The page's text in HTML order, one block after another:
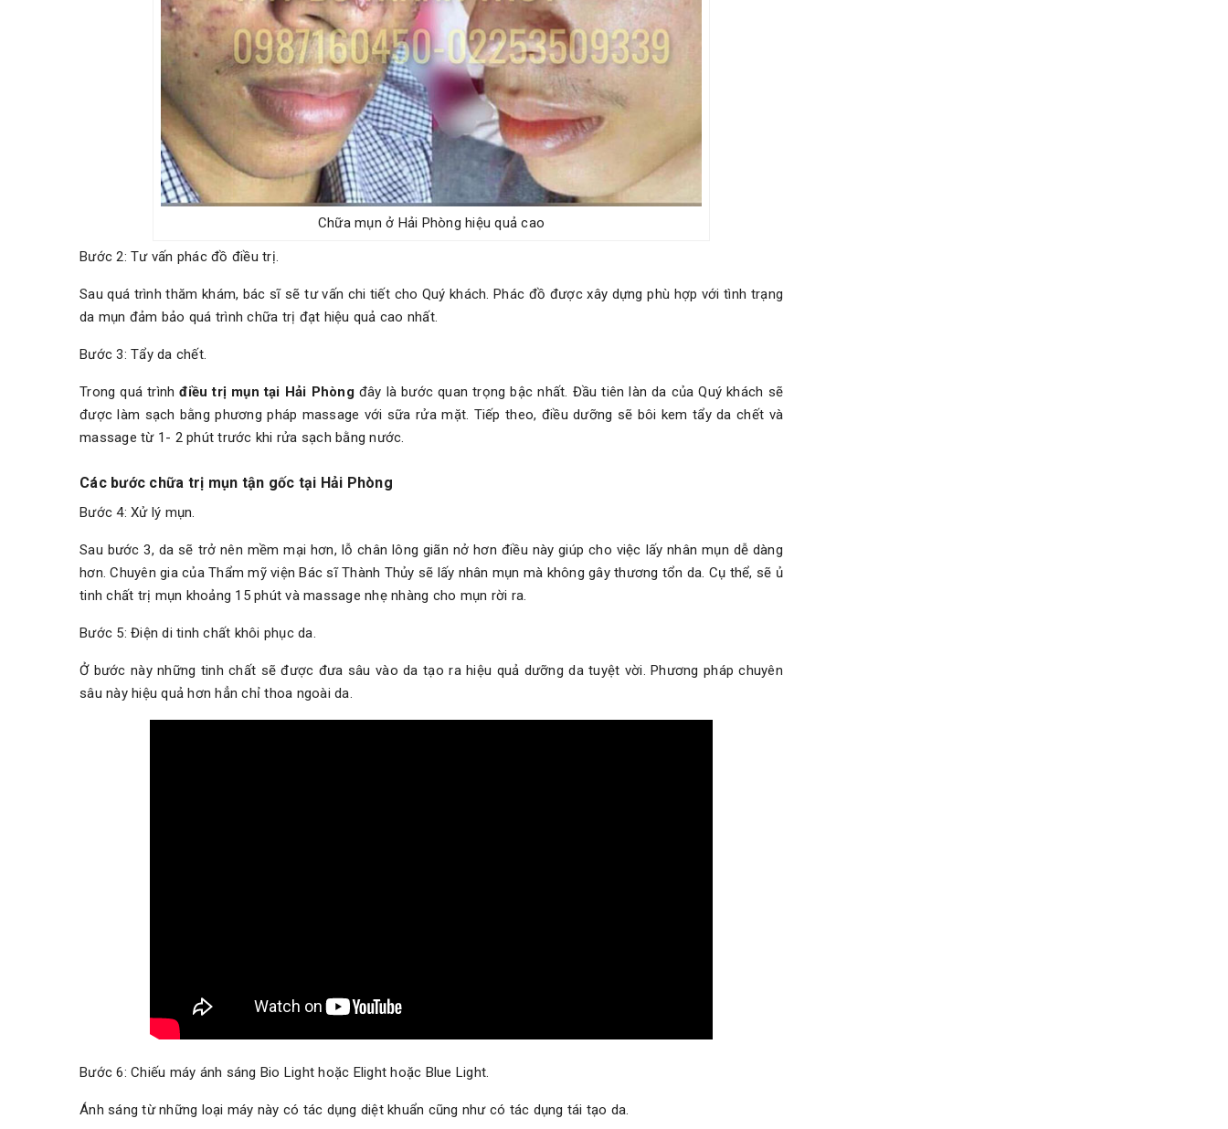
Chữa mụn ở Hải Phòng hiệu quả cao
Bước 2: Tư vấn phác đồ điều trị.
Sau quá trình thăm khám, bác sĩ sẽ tư vấn chi tiết cho Quý khách. Phác đồ được xây dựng phù hợp với tình trạng
da mụn đảm bảo quá trình chữa trị đạt hiệu quả cao nhất.
Bước 3: Tẩy da chết.
Trong quá trìnhđiều trị mụn tại Hải Phòng đây là bước quan trọng bậc nhất. Đầu tiên làn da của Quý khách sẽ
được làm sạch bằng phương pháp massage với sữa rửa mặt. Tiếp theo, điều dưỡng sẽ bôi kem tẩy da chết và
massage từ 1- 2 phút trước khi rửa sạch bằng nước.
Các bước chữa trị mụn tận gốc tại Hải Phòng
Bước 4: Xử lý mụn.
Sau bước 3, da sẽ trở nên mềm mại hơn, lỗ chân lông giãn nở hơn điều này giúp cho việc lấy nhân mụn dễ dàng
hơn. Chuyên gia của Thẩm mỹ viện Bác sĩ Thành Thủy sẽ lấy nhân mụn mà không gây thương tổn da. Cụ thể, sẽ ủ
tinh chất trị mụn khoảng 15 phút và massage nhẹ nhàng cho mụn rời ra.
Bước 5: Điện di tinh chất khôi phục da.
Ở bước này những tinh chất sẽ được đưa sâu vào da tạo ra hiệu quả dưỡng da tuyệt vời. Phương pháp chuyên
sâu này hiệu quả hơn hẳn chỉ thoa ngoài da.
Bước 6: Chiếu máy ánh sáng Bio Light hoặc Elight hoặc Blue Light.
Ánh sáng từ những loại máy này có tác dụng diệt khuẩn cũng như có tác dụng tái tạo da.